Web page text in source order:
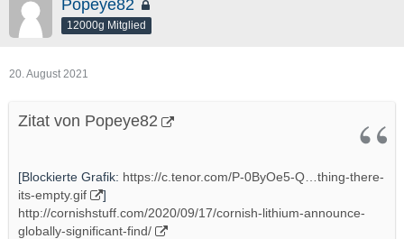
Popeye82
12000g Mitglied
20. August 2021
Zitat von Popeye82
[Blockierte Grafik: https://c.tenor.com/P-0ByOe5-Q…thing-there-
its-empty.gif
]
http://cornishstuff.com/2020/09/17/cornish-lithium-announce-
globally-significant-find/